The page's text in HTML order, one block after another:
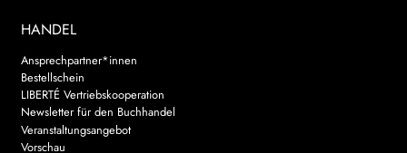
HANDEL
Ansprechpartner*innen
Bestellschein
LIBERTÉ Vertriebskooperation
Newsletter für den Buchhandel
Veranstaltungsangebot
Vorschau